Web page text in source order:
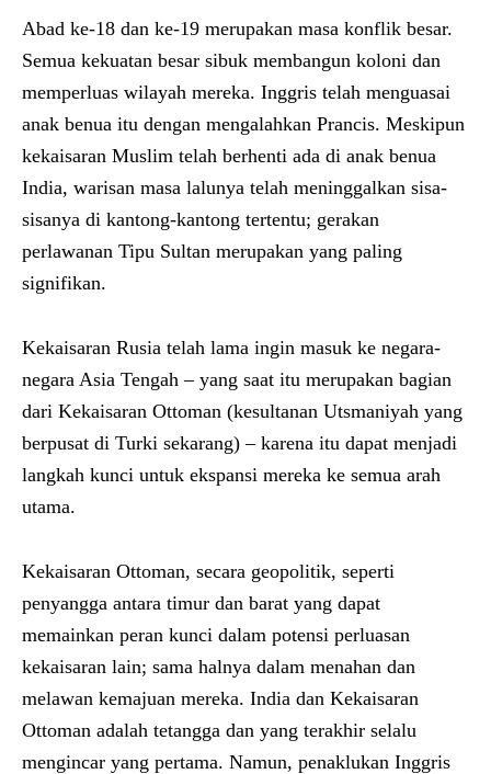
Abad ke-18 dan ke-19 merupakan masa konflik besar.
Semua kekuatan besar sibuk membangun koloni dan
memperluas wilayah mereka. Inggris telah menguasai
anak benua itu dengan mengalahkan Prancis. Meskipun
kekaisaran Muslim telah berhenti ada di anak benua
India, warisan masa lalunya telah meninggalkan sisa-
sisanya di kantong-kantong tertentu; gerakan
perlawanan Tipu Sultan merupakan yang paling
signifikan.
Kekaisaran Rusia telah lama ingin masuk ke negara-
negara Asia Tengah – yang saat itu merupakan bagian
dari Kekaisaran Ottoman (kesultanan Utsmaniyah yang
berpusat di Turki sekarang) – karena itu dapat menjadi
langkah kunci untuk ekspansi mereka ke semua arah
utama.
Kekaisaran Ottoman, secara geopolitik, seperti
penyangga antara timur dan barat yang dapat
memainkan peran kunci dalam potensi perluasan
kekaisaran lain; sama halnya dalam menahan dan
melawan kemajuan mereka. India dan Kekaisaran
Ottoman adalah tetangga dan yang terakhir selalu
mengincar yang pertama. Namun, penaklukan Inggris